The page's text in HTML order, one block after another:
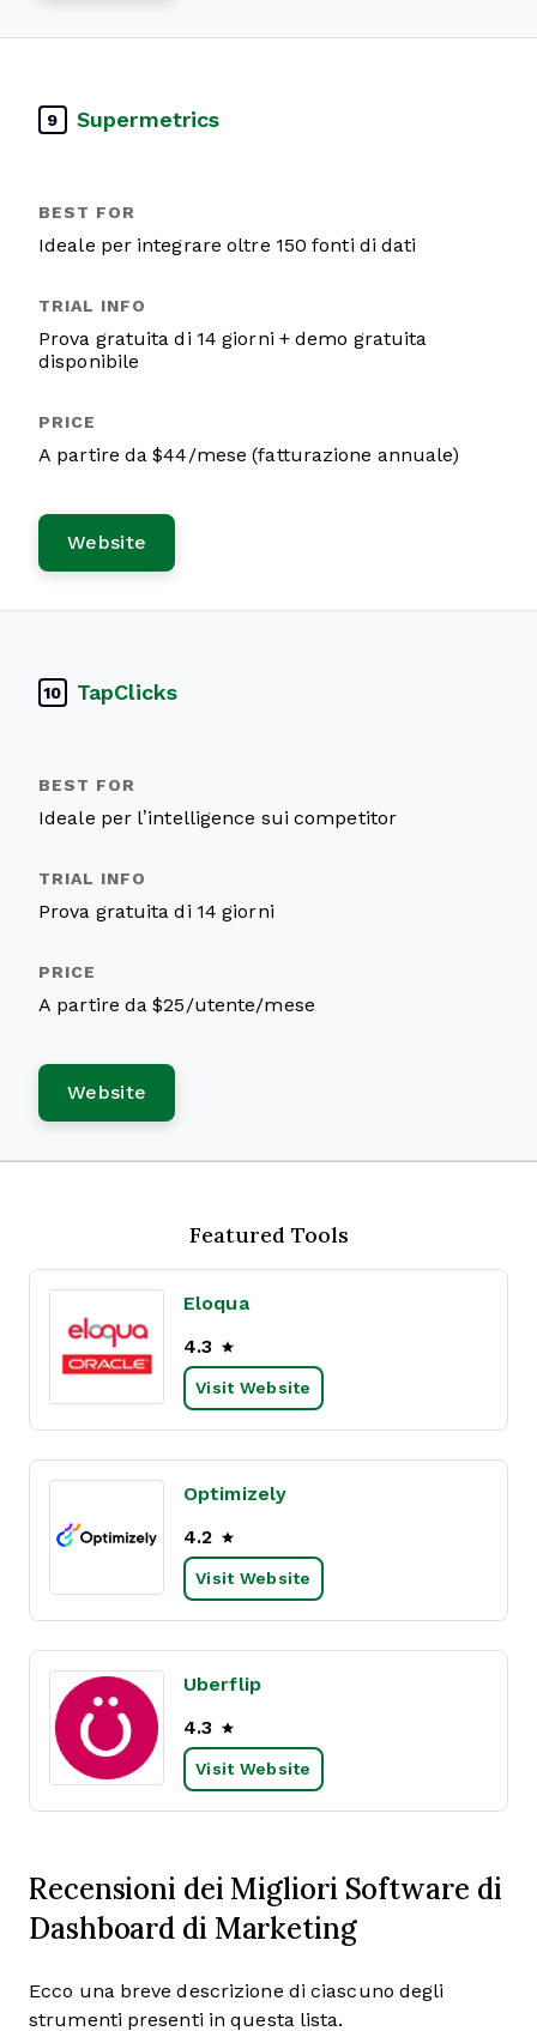
9 Supermetrics
Ideale per integrare oltre 150 fonti di dati
Prova gratuita di 14 giorni + demo gratuita
disponibile
A partire da $44/mese (fatturazione annuale)
Website
10 TapClicks
Ideale per l’intelligence sui competitor
Prova gratuita di 14 giorni
A partire da $25/utente/mese
Website
Featured Tools
Eloqua
4.3
Visit Website
Optimizely
4.2
Visit Website
Uberflip
4.3
Visit Website
Recensioni dei Migliori Software di
Dashboard di Marketing
Ecco una breve descrizione di ciascuno degli
strumenti presenti in questa lista.